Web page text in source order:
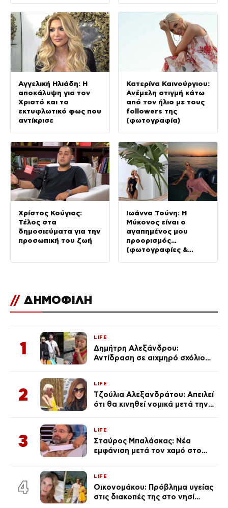
Αγγελική Ηλιάδη: Η
αποκάλυψη για τον
Χριστό και το
εκτυφλωτικό φως που
αντίκρισε
Κατερίνα Καινούργιου:
Ανέμελη στιγμή κάτω
από τον ήλιο με τους
followers της
(φωτογραφία)
Χρίστος Κούγιας:
Τέλος στα
δημοσιεύματα για την
προσωπική του ζωή
Ιωάννα Τούνη: Η
Μύκονος είναι ο
αγαπημένος μου
προορισμός…
(φωτογραφίες &
// ΔΗΜΟΦΙΛΗ
1
LIFE
Δημήτρη Αλεξάνδρου:
Αντίδραση σε αιχμηρό σχόλιο
2
LIFE
Τζούλια Αλεξανδράτου: Απειλεί
ότι θα κινηθεί νομικά μετά την
3
LIFE
Σταύρος Μπαλάσκας: Νέα
εμφάνιση μετά τον χαμό στο
4
LIFE
Οικονομάκου: Πρόβλημα υγείας
στις διακοπές της στο νησί